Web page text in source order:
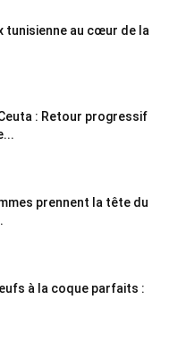
tunisienne au cœur de la
: Retour progressif
prennent la tête du
à la coque parfaits :